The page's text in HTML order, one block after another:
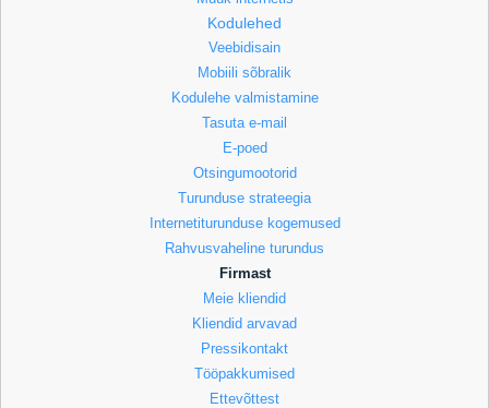
Kodulehed
Veebidisain
Mobiili sõbralik
Kodulehe valmistamine
Tasuta e-mail
E-poed
Otsingumootorid
Turunduse strateegia
Internetiturunduse kogemused
Rahvusvaheline turundus
Firmast
Meie kliendid
Kliendid arvavad
Pressikontakt
Tööpakkumised
Ettevõttest